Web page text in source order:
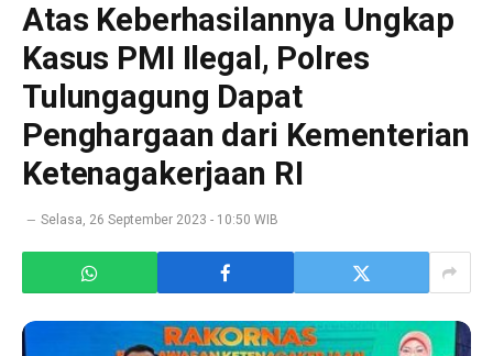
Atas Keberhasilannya Ungkap
Kasus PMI Ilegal, Polres
Tulungagung Dapat
Penghargaan dari Kementerian
Ketenagakerjaan RI
Selasa, 26 September 2023 - 10:50 WIB